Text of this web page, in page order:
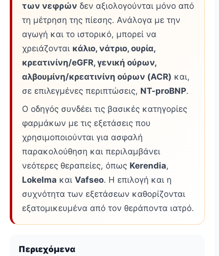
των νεφρών δεν αξιολογούνται μόνο από
τη μέτρηση της πίεσης. Ανάλογα με την
αγωγή και το ιστορικό, μπορεί να
χρειάζονται κάλιο, νάτριο, ουρία,
κρεατινίνη/eGFR, γενική ούρων,
αλβουμίνη/κρεατινίνη ούρων (ACR) και,
σε επιλεγμένες περιπτώσεις, NT-proBNP.
Ο οδηγός συνδέει τις βασικές κατηγορίες
φαρμάκων με τις εξετάσεις που
χρησιμοποιούνται για ασφαλή
παρακολούθηση και περιλαμβάνει
νεότερες θεραπείες, όπως Kerendia,
Lokelma και Vafseo. Η επιλογή και η
συχνότητα των εξετάσεων καθορίζονται
εξατομικευμένα από τον θεράποντα ιατρό.
Περιεχόμενα